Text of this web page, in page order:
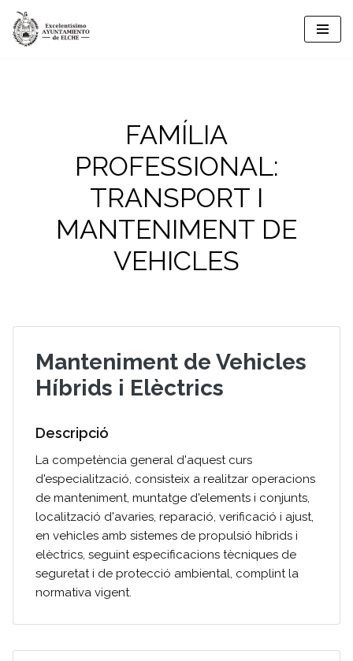
Vés
FAMÍLIA
PROFESSIONAL:
TRANSPORT I
MANTENIMENT DE
VEHICLES
Manteniment de Vehicles
Híbrids i Elèctrics
Descripció
La competència general d'aquest curs
d'especialització, consisteix a realitzar operacions
de manteniment, muntatge d'elements i conjunts,
localització d'avaries, reparació, verificació i ajust,
en vehicles amb sistemes de propulsió híbrids i
elèctrics, seguint especificacions tècniques de
seguretat i de protecció ambiental, complint la
normativa vigent.